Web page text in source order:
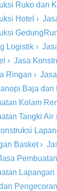
Ruko dan
Hotel ›
Logistik ›
› Jasa
Ringan ›
Baja dan
Kolam
Tangki Air
Basket›
Lapangan
Pengecoran